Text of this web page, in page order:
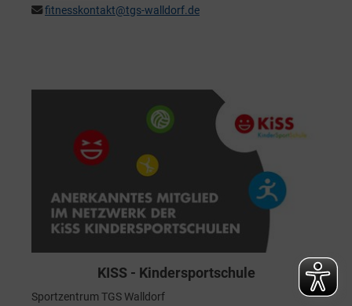
fitnesskontakt@tgs-walldorf.de
KISS - Kindersportschule
Sportzentrum TGS Walldorf